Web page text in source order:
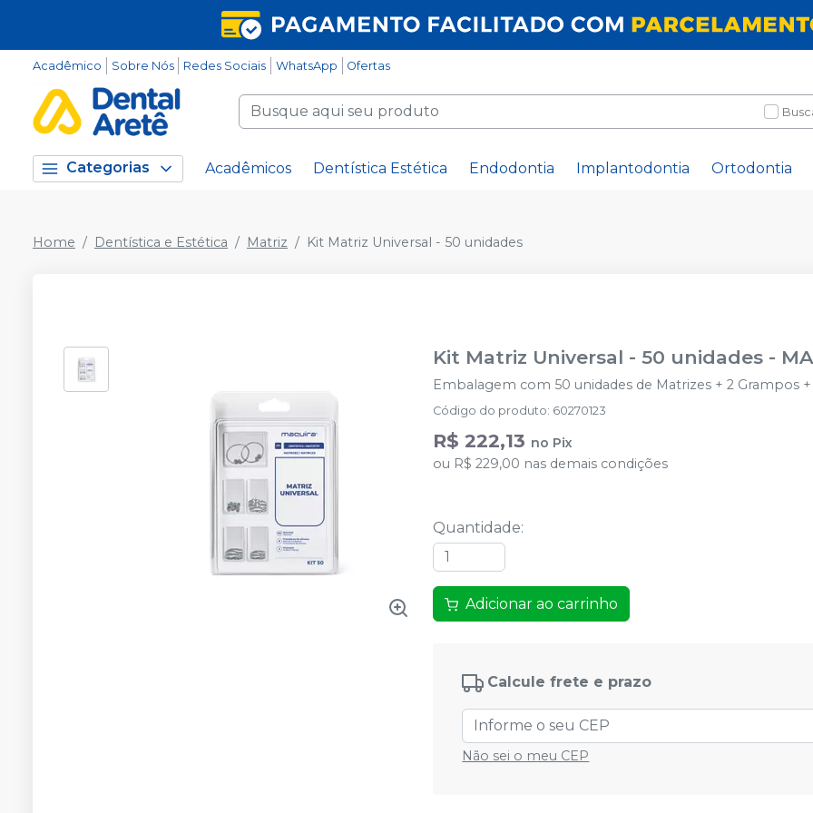
Acadêmico Sobre Nós Redes Sociais WhatsApp Ofertas
Categorias Acadêmicos Dentística Estética Endodontia Implantodontia Ortodontia
Home Dentística e Estética Matriz Kit Matriz Universal - 50 unidades
Kit Matriz Universal - 50 unidades -
Embalagem com 50 unidades de Matrizes + 2 Grampos
Código do produto: 60270123
R$ 222,13 no Pix
ou R$ 229,00 nas demais condições
Quantidade:
Adicionar ao carrinho
Calcule frete e prazo
Não sei o meu CEP